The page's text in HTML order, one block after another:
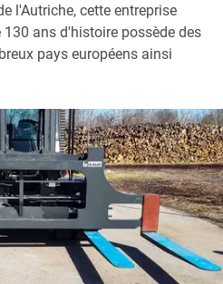
l'Autriche, cette entreprise
ans d'histoire possède des
pays européens ainsi